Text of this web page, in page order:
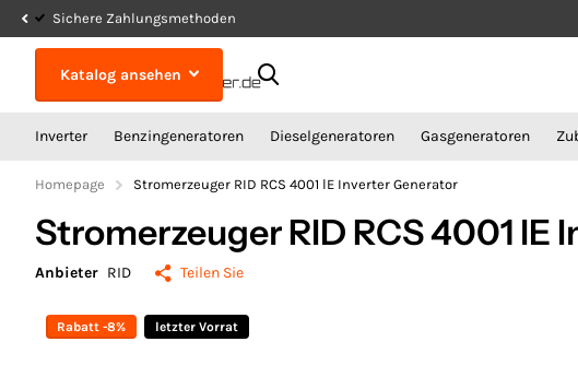
Sichere Zahlungsmethoden
Katalog ansehen
Inverter Benzingeneratoren Dieselgeneratoren Gasgeneratoren
Homepage Stromerzeuger RID RCS 4001 lE Inverter Generator
Stromerzeuger RID RCS 4001 lE
Anbieter RID Teilen Sie
Rabatt -8% letzter Vorrat